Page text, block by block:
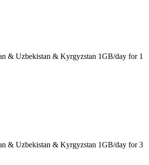
& Uzbekistan & Kyrgyzstan 1GB/day for 1
& Uzbekistan & Kyrgyzstan 1GB/day for 3